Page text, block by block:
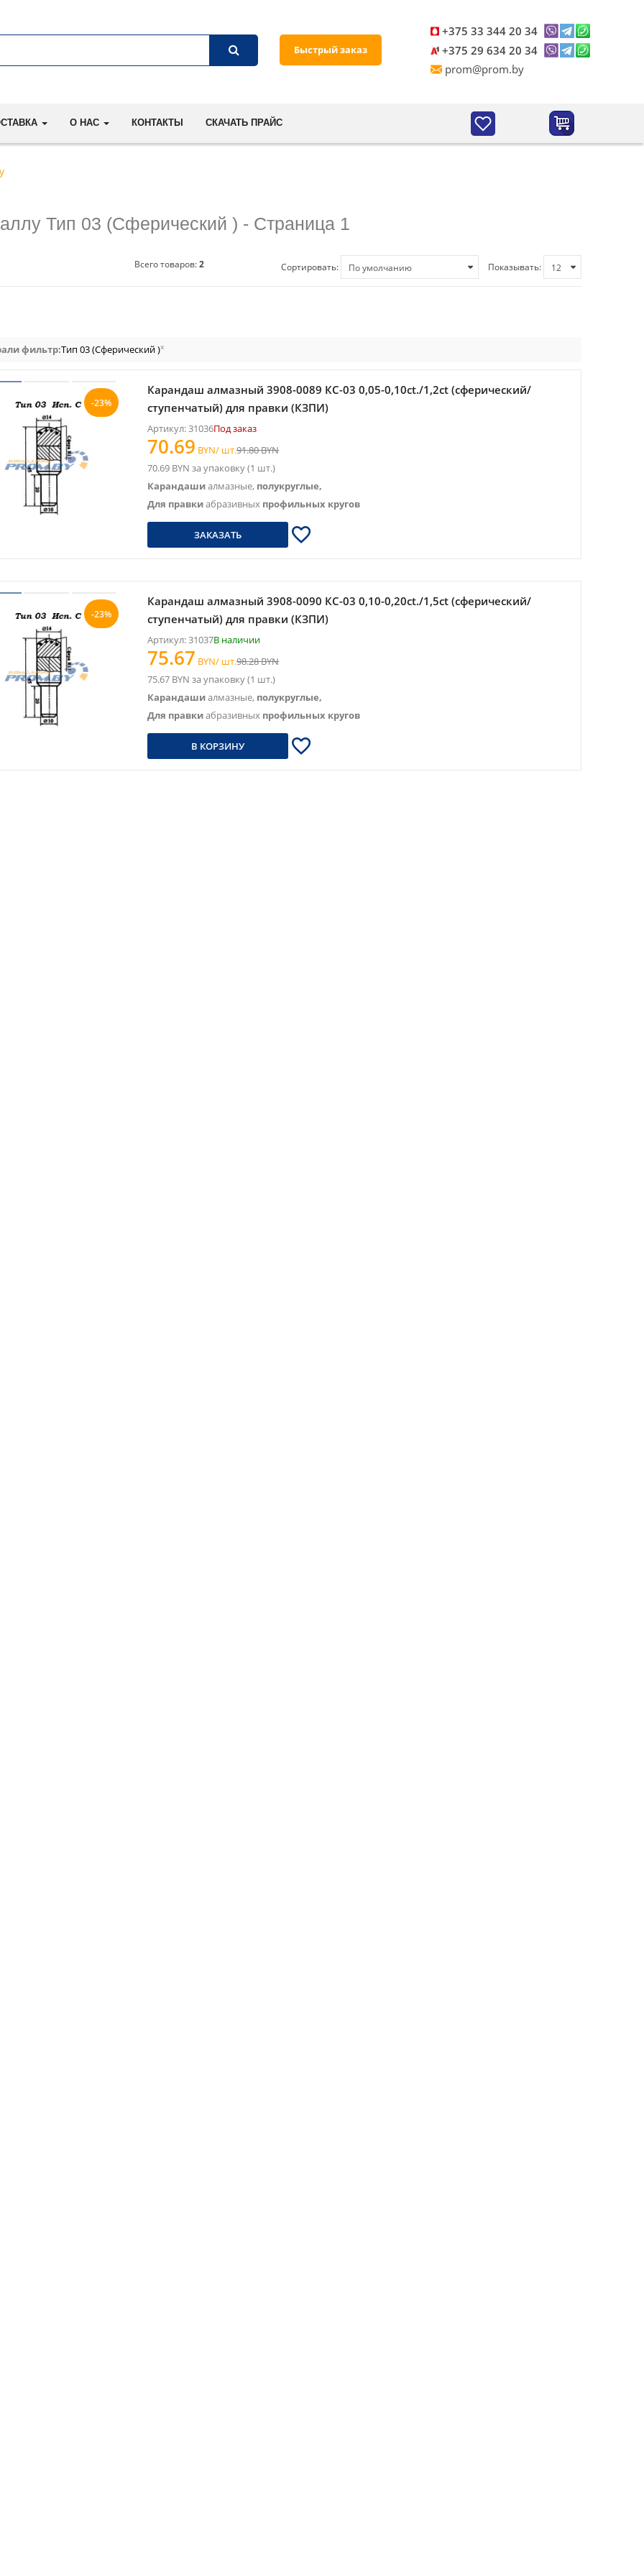
Быстрый заказ
+375 33 344 20 34
+375 29 634 20 34
prom@prom.by
О НАС КОНТАКТЫ СКАЧАТЬ ПРАЙС
Тип 03 (Сферический ) - Cтраница 1
Всего товаров:2 Сортировать: Показывать:
фильтр:Тип 03 (Сферический )x
-23%
Карандаш алмазный 3908-0089 КС-03 0,05-0,10ct./1,2ct (сферический/
ступенчатый) для правки (КЗПИ)
Артикул: 31036Под заказ
70.69 BYN/ шт.91.80 BYN
70.69 BYN за упаковку (1 шт.)
Карандашиалмазные, полукруглые,
Для правкиабразивных профильных кругов
ЗАКАЗАТЬ
-23%
Карандаш алмазный 3908-0090 КС-03 0,10-0,20ct./1,5ct (сферический/
ступенчатый) для правки (КЗПИ)
Артикул: 31037В наличии
75.67 BYN/ шт.98.28 BYN
75.67 BYN за упаковку (1 шт.)
Карандашиалмазные, полукруглые,
Для правкиабразивных профильных кругов
В КОРЗИНУ